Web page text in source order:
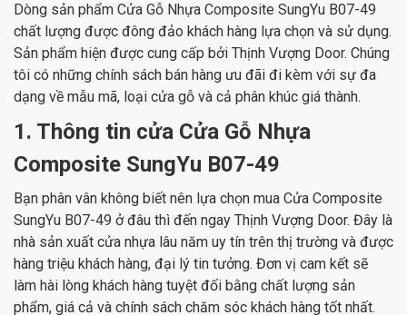
Dòng sản phẩm Cửa Gỗ Nhựa Composite SungYu B07-49
chất lượng được đông đảo khách hàng lựa chọn và sử dụng.
Sản phẩm hiện được cung cấp bởi Thịnh Vượng Door. Chúng
tôi có những chính sách bán hàng ưu đãi đi kèm với sự đa
dạng về mẫu mã, loại cửa gỗ và cả phân khúc giá thành.
1. Thông tin cửa Cửa Gỗ Nhựa
Composite SungYu B07-49
Bạn phân vân không biết nên lựa chọn mua Cửa Composite
SungYu B07-49 ở đâu thì đến ngay Thịnh Vượng Door. Đây là
nhà sản xuất cửa nhựa lâu năm uy tín trên thị trường và được
hàng triệu khách hàng, đại lý tin tưởng. Đơn vị cam kết sẽ
làm hài lòng khách hàng tuyệt đối bằng chất lượng sản
phẩm, giá cả và chính sách chăm sóc khách hàng tốt nhất.